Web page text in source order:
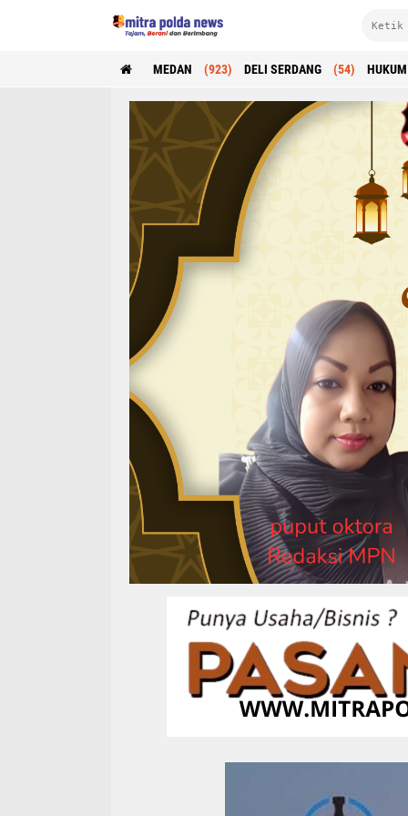
MEDAN (923) DELI SERDANG (54) HUKUM